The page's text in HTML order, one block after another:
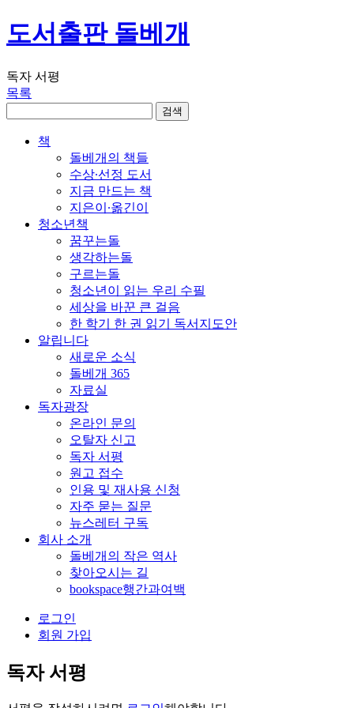
도서출판 돌베개
독자 서평
목록
책
돌베개의 책들
수상∙선정 도서
지금 만드는 책
지은이∙옮긴이
청소년책
꿈꾸는돌
생각하는돌
구르는돌
청소년이 읽는 우리 수필
세상을 바꾼 큰 걸음
한 학기 한 권 읽기 독서지도안
알립니다
새로운 소식
돌베개 365
자료실
독자광장
온라인 문의
오탈자 신고
독자 서평
원고 접수
인용 및 재사용 신청
자주 묻는 질문
뉴스레터 구독
회사 소개
돌베개의 작은 역사
찾아오시는 길
bookspace행간과여백
로그인
회원 가입
독자 서평